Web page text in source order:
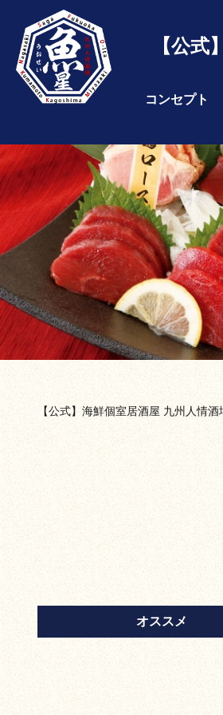
【公
コンセプト
【公式】海鮮個室居酒屋 九州人情
オススメ